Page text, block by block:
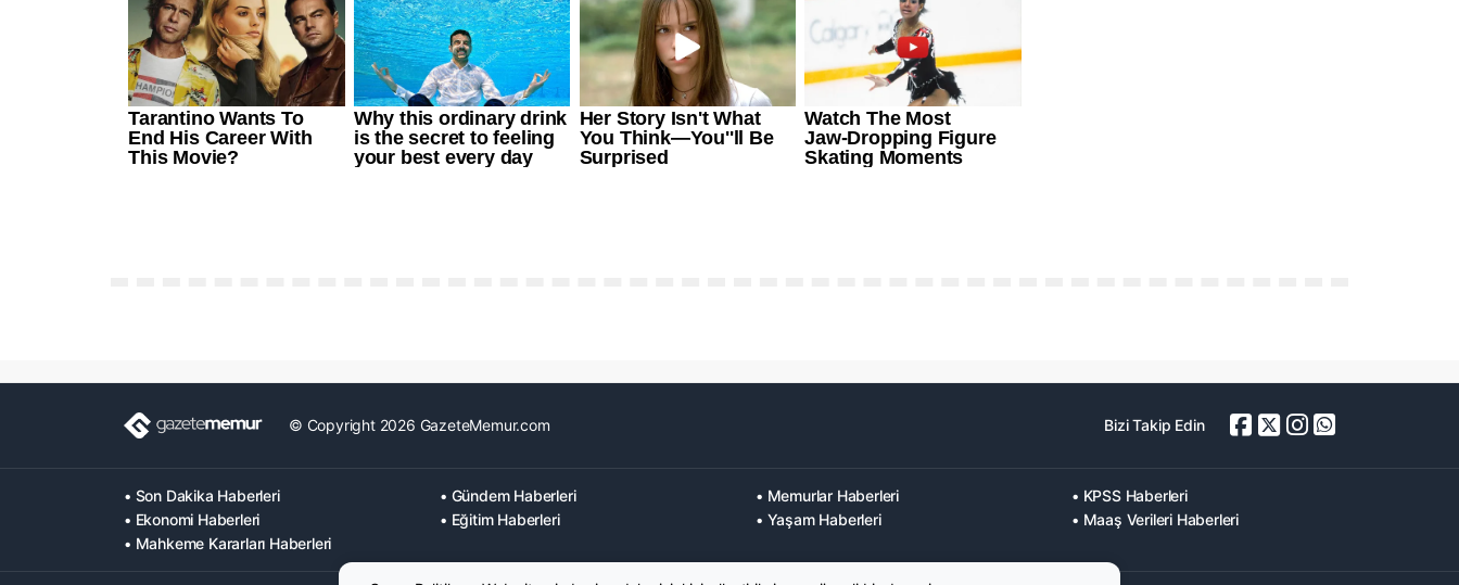
© Copyright 2026 GazeteMemur.com Bizi Takip Edin
• Son Dakika Haberleri • Gündem Haberleri • Memurlar Haberleri
• KPSS Haberleri
• Ekonomi Haberleri
• Eğitim Haberleri • Yaşam Haberleri
• Maaş Verileri Haberleri
• Mahkeme Kararları Haberleri